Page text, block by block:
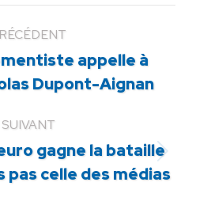
Article
précédent
appelle à
Dupont-Aignan
SUIVANT
Article
suivant
gagne la bataille
pas celle des médias